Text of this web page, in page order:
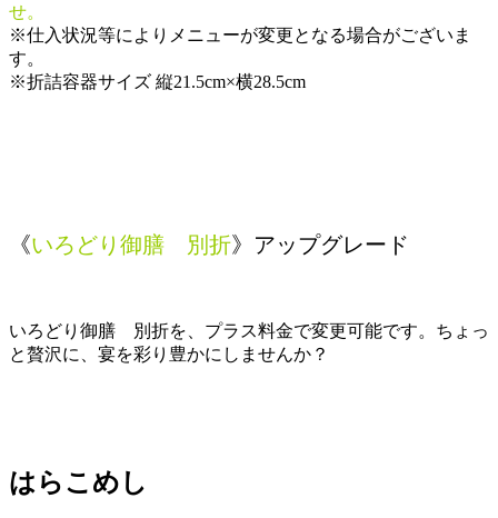
せ。
※仕入状況等によりメニューが変更となる場合がございま
す。
※折詰容器サイズ 縦21.5cm×横28.5cm
《いろどり御膳 別折》アップグレード
いろどり御膳 別折を、プラス料金で変更可能です。ちょっ
と贅沢に、宴を彩り豊かにしませんか？
はらこめし